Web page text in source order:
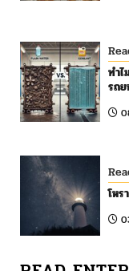
ทำไ
รถ
โหร